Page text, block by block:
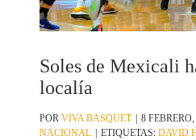
Soles de Mexicali
localía
PORVIVA BASQUET | 8
NACIONAL | ETIQUETAS:DAVID